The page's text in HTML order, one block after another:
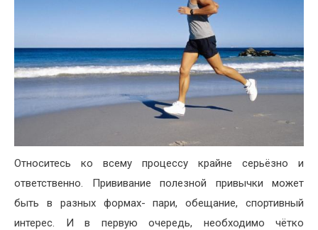
Относитесь ко всему процессу крайне серьёзно и
ответственно. Прививание полезной привычки может
быть в разных формах- пари, обещание, спортивный
интерес. И в первую очередь, необходимо чётко